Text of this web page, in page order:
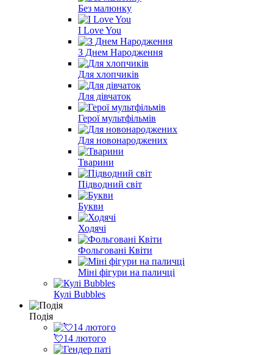
Без малюнку
I Love You
З Днем Народження
Для хлопчиків
Для дівчаток
Герої мультфільмів
Для новонароджених
Тварини
Підводний світ
Букви
Ходячі
Фольговані Квіти
Міні фігури на паличці
Кулі Bubbles
Подія
💘14 лютого